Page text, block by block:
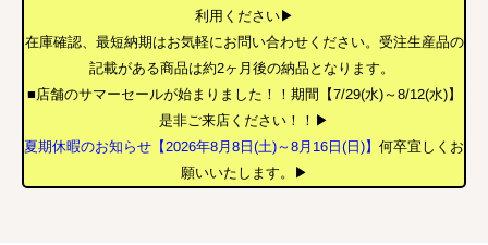
利用ください▶
在庫確認、最短納期はお気軽にお問い合わせください。受注生産品の
記載がある商品は約2ヶ月後の納品となります。
■店舗のサマーセールが始まりました！！期間【7/29(水)～8/12(水)】
是非ご来店ください！！▶
夏期休暇のお知らせ【2026年8月8日(土)～8月16日(日)】 何卒宜しくお
願いいたします。▶